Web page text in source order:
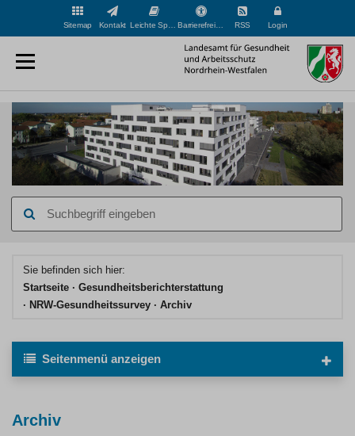
Sitemap Kontakt Barrierefreiheit RSS Login
eingeben
Sie befinden sich hier:
Startseite
Gesundheits­berichterstattung
NRW-Gesundheitssurvey
Archiv
Seitenmenü anzeigen
Archiv